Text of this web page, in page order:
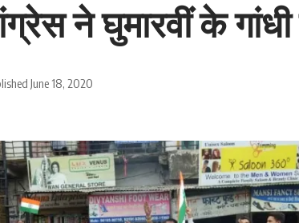
ने घुमारवीं के
June 18, 2020